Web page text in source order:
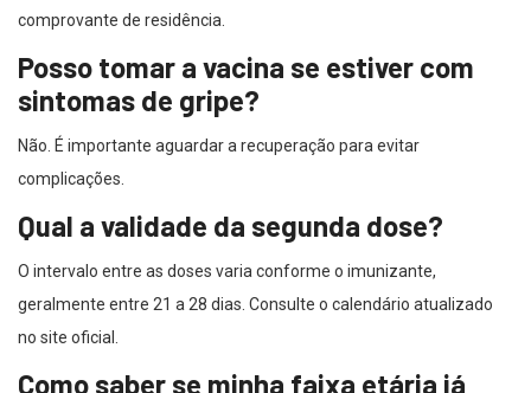
comprovante de residência.
Posso tomar a vacina se estiver com
sintomas de gripe?
Não. É importante aguardar a recuperação para evitar
complicações.
Qual a validade da segunda dose?
O intervalo entre as doses varia conforme o imunizante,
geralmente entre 21 a 28 dias. Consulte o calendário atualizado
no site oficial.
Como saber se minha faixa etária já